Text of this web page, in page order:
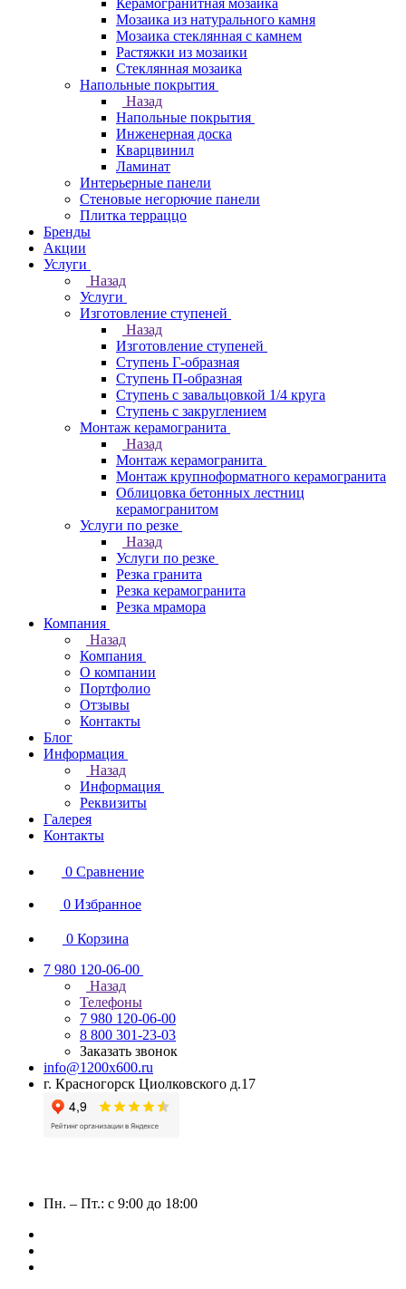
Керамогранитная мозаика
Мозаика из натурального камня
Мозаика стеклянная с камнем
Растяжки из мозаики
Стеклянная мозаика
Напольные покрытия
Назад
Напольные покрытия
Инженерная доска
Кварцвинил
Ламинат
Интерьерные панели
Стеновые негорючие панели
Плитка терраццо
Бренды
Акции
Услуги
Назад
Услуги
Изготовление ступеней
Назад
Изготовление ступеней
Ступень Г-образная
Ступень П-образная
Ступень с завальцовкой 1/4 круга
Ступень с закруглением
Монтаж керамогранита
Назад
Монтаж керамогранита
Монтаж крупноформатного керамогранита
Облицовка бетонных лестниц
керамогранитом
Услуги по резке
Назад
Услуги по резке
Резка гранита
Резка керамогранита
Резка мрамора
Компания
Назад
Компания
О компании
Портфолио
Отзывы
Контакты
Блог
Информация
Назад
Информация
Реквизиты
Галерея
Контакты
0 Сравнение
0 Избранное
0 Корзина
7 980 120-06-00
Назад
Телефоны
7 980 120-06-00
8 800 301-23-03
Заказать звонок
info@1200x600.ru
г. Красногорск Циолковского д.17
Пн. – Пт.: с 9:00 до 18:00